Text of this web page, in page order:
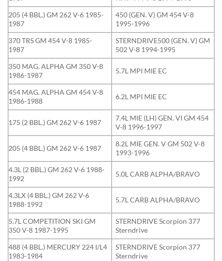
205 (4 BBL.) GM 262 V-6 1985-
1987
450 (GEN. V) GM 454 V-8
1995-1996
370 TRS GM 454 V-8 1985-
1987
STERNDRIVE500 (GEN. V) GM
502 V-8 1994-1995
350 MAG. ALPHA GM 350 V-8
1986-1987
5.7L MPI MIE EC
454 MAG. ALPHA GM 454 V-8
1986-1988
6.2L MPI MIE EC
175 (2 BBL.) GM 262 V-6 1987
7.4L MIE (LH) GEN. VI GM 454
V-8 1996-1997
205 (4 BBL.) GM 262 V-6 1987
8.2L MIE GEN. V GM 502 V-8
1993-1996
4.3L (2 BBL.) GM 262 V-6 1988-
1992
5.0L CARB ALPHA/BRAVO
4.3LX (4 BBL.) GM 262 V-6
1988-1992
5.7L CARB ALPHA/BRAVO
5.7L COMPETITION SKI GM
350 V-8 1987-1995
STERNDRIVE Scorpion 377
Sterndrive
488 (4 BBL.) MERCURY 224 I/L4
1983-1984
STERNDRIVE Scorpion 377
Sterndrive